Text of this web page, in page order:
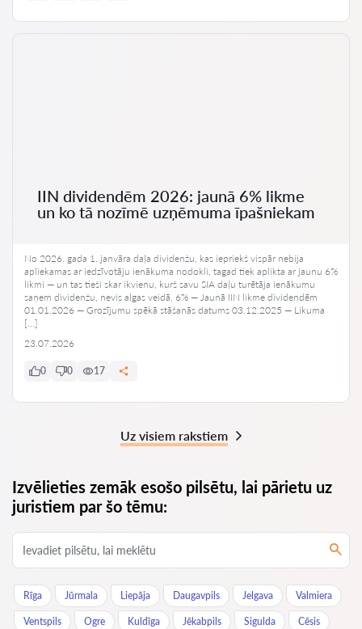
IIN dividendēm 2026: jaunā 6% likme
un ko tā nozīmē uzņēmuma īpašniekam
No 2026. gada 1. janvāra daļa dividenžu, kas iepriekš vispār nebija
apliekamas ar iedzīvotāju ienākuma nodokli, tagad tiek aplikta ar jaunu 6%
likmi — un tas tieši skar ikvienu, kurš savu SIA daļu turētāja ienākumu
saņem dividenžu, nevis algas veidā. 6% — Jaunā IIN likme dividendēm
01.01.2026 — Grozījumu spēkā stāšanās datums 03.12.2025 — Likuma
[…]
23.07.2026
0 0 17
Uz visiem rakstiem
Izvēlieties zemāk esošo pilsētu, lai pārietu uz
juristiem par šo tēmu:
Rīga Jūrmala Liepāja Daugavpils Jelgava Valmiera
Ventspils Ogre Kuldīga Jēkabpils Sigulda Cēsis